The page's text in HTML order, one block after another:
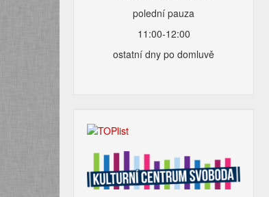
polední pauza
11:00-12:00
ostatní dny po domluvě